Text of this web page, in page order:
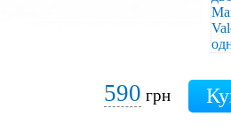
590 грн